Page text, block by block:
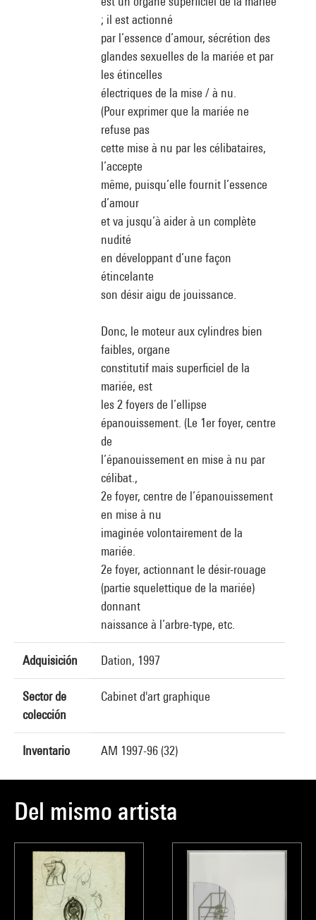
; il est actionné
par l’essence d’amour, sécrétion des
glandes sexuelles de la mariée et par
les étincelles
électriques de la mise / à nu.
(Pour exprimer que la mariée ne
refuse pas
cette mise à nu par les célibataires,
l’accepte
même, puisqu’elle fournit l’essence
d’amour
et va jusqu’à aider à un complète
nudité
en développant d’une façon
étincelante
son désir aigu de jouissance.
Donc, le moteur aux cylindres bien
faibles, organe
constitutif mais superficiel de la
mariée, est
les 2 foyers de l’ellipse
épanouissement. (Le 1er foyer, centre
de
l’épanouissement en mise à nu par
célibat.,
2e foyer, centre de l’épanouissement
en mise à nu
imaginée volontairement de la
mariée.
2e foyer, actionnant le désir-rouage
(partie squelettique de la mariée)
donnant
naissance à l’arbre-type, etc.
Adquisición Dation, 1997
Sector de
colección
Cabinet d'art graphique
Inventario AM 1997-96 (32)
Del mismo artista